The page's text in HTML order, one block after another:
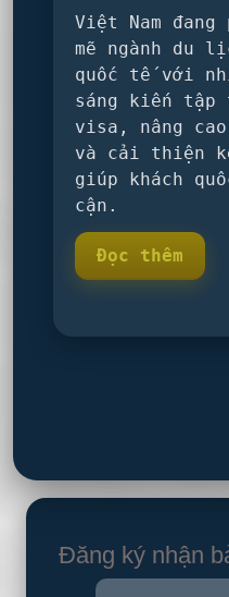
Việt Nam
mẽ ngành du
quốc tế với
sáng kiến tập
visa, nâng
và cải thiện
giúp khách
cận.
Đọc thêm
Đăng ký nhận